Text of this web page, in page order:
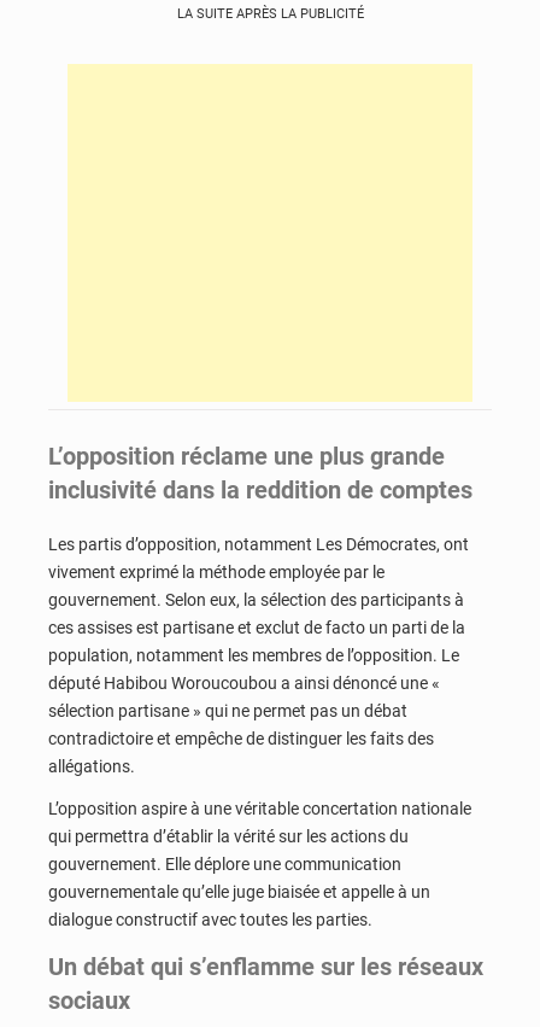
LA SUITE APRÈS LA PUBLICITÉ
L’opposition réclame une plus grande
inclusivité dans la reddition de comptes
Les partis d’opposition, notamment Les Démocrates, ont
vivement exprimé la méthode employée par le
gouvernement. Selon eux, la sélection des participants à
ces assises est partisane et exclut de facto un parti de la
population, notamment les membres de l’opposition. Le
député Habibou Woroucoubou a ainsi dénoncé une «
sélection partisane » qui ne permet pas un débat
contradictoire et empêche de distinguer les faits des
allégations.
L’opposition aspire à une véritable concertation nationale
qui permettra d’établir la vérité sur les actions du
gouvernement. Elle déplore une communication
gouvernementale qu’elle juge biaisée et appelle à un
dialogue constructif avec toutes les parties.
Un débat qui s’enflamme sur les réseaux
sociaux